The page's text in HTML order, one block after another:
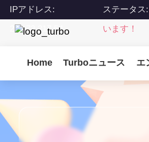
IPアドレス:
216.73.217.54
ステータス:
います！
Home Turboニュース エ